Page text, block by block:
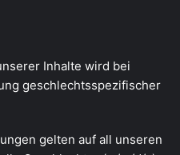
Inhalte wird bei
geschlechtsspezifischer
gelten auf all unseren